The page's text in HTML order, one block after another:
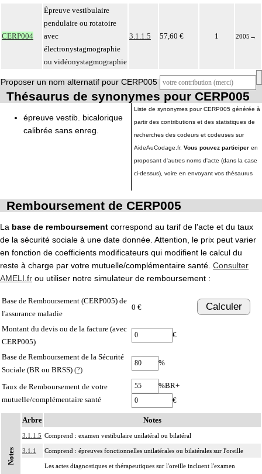
CERP004
Épreuve vestibulaire
pendulaire ou rotatoire
avec
électronystagmographie
ou vidéonystagmographie
3.1.1.5 57,60 € 1 2005 →
Proposer un nom alternatif pour CERP005
Thésaurus de synonymes pour CERP005
épreuve vestib. bicalorique
calibrée sans enreg.
Liste de synonymes pour CERP005 générée à
partir des contributions et des statistiques de
recherches des codeurs et codeuses sur
AideAuCodage.fr. Vous pouvez participer en
proposant d'autres noms d'acte (dans la case
ci-dessus), voire en envoyant vos thésaurus
Remboursement de CERP005
La base de remboursement correspond au tarif de l'acte et du taux
de la sécurité sociale à une date donnée. Attention, le prix peut varier
en fonction de coefficients modificateurs qui modifient le calcul du
reste à charge par votre mutuelle/complémentaire santé. Consulter
AMELI.fr ou utiliser notre simulateur de remboursement :
Base de Remboursement (CERP005) de
l'assurance maladie
0 € Calculer
Montant du devis ou de la facture (avec
CERP005)
€
Base de Remboursement de la Sécurité
Sociale (BR ou BRSS) (?)
%
Taux de Remboursement de votre
mutuelle/complémentaire santé
%BR+
€
Notes
Arbre Notes
3.1.1.5 Comprend : examen vestibulaire unilatéral ou bilatéral
3.1.1 Comprend : épreuves fonctionnelles unilatérales ou bilatérales sur l'oreille
Les actes diagnostiques et thérapeutiques sur l'oreille incluent l'examen